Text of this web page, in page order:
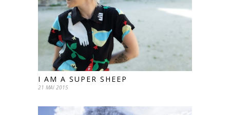
I AM A SUPER SHEEP
21 MAI 2015